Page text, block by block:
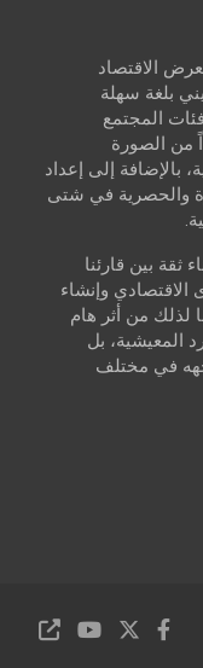
الاقتصاد
بلغة سهلة
المجتمع
من الصورة
بالإضافة إلى إعداد
والحصرية في شتى
ثقة بين قارئنا
الاقتصادي وإنشاء
لذلك من أثر هام
المعيشية، بل
في مختلف